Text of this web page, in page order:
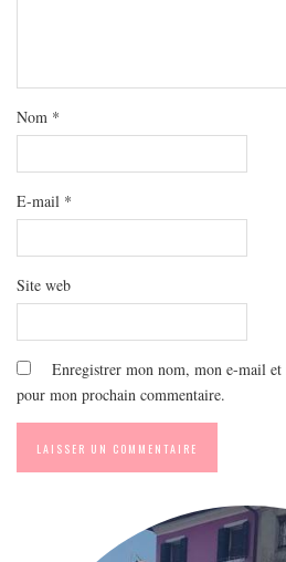
Nom *
E-mail *
Site web
Enregistrer mon nom, mon e-mail et
pour mon prochain commentaire.